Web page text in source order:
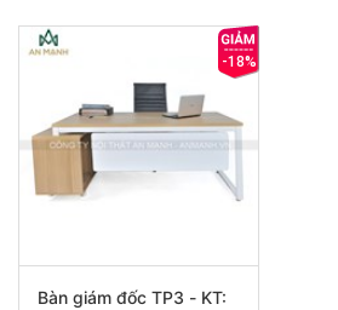
Bàn giám đốc TP3 - KT:
-18%